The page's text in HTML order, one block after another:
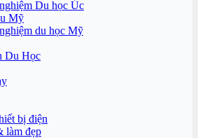
Du học Úc
Mỹ
du học Mỹ
Du Học
bị điện
làm đẹp